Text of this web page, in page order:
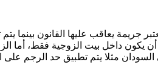
جريمة يعاقب عليها القانون بينما
أن يكون داخل بيت الزوجية فقط، أما
مثلا يتم تطبيق حد الرجم